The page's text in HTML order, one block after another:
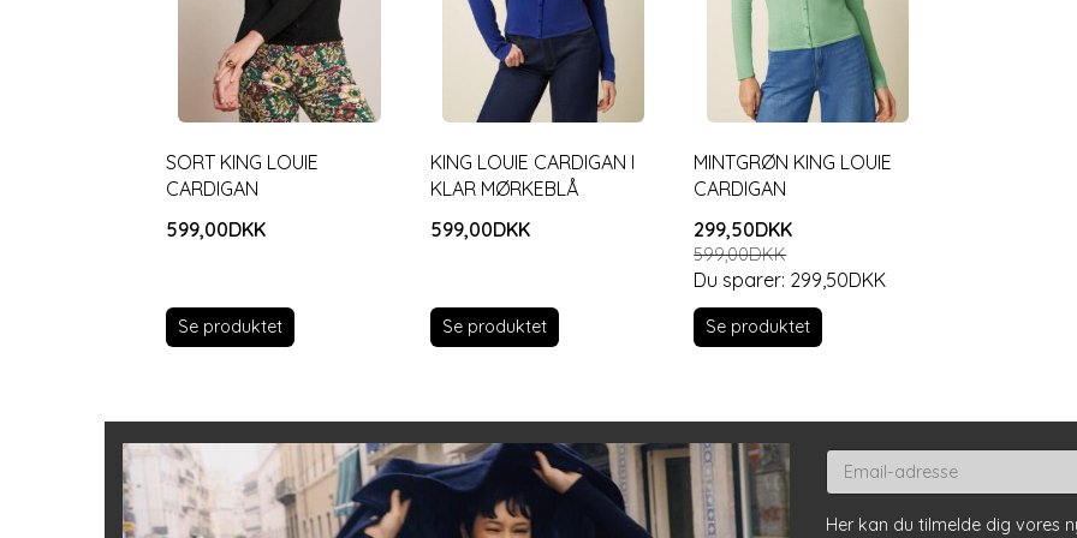
SORT KING LOUIE
CARDIGAN
599,00DKK
Se produktet
KING LOUIE CARDIGAN I
KLAR MØRKEBLÅ
599,00DKK
Se produktet
MINTGRØN KING LOUIE
CARDIGAN
299,50DKK
599,00DKK
Du sparer: 299,50DKK
Se produktet
Email-
adresse
Her kan du tilmelde dig vores